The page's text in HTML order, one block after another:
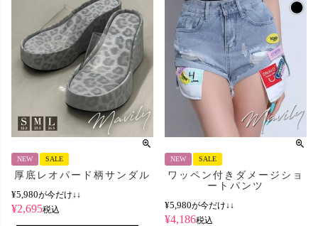
NEW SALE
厚底レオパード柄サンダル
¥5,980が今だけ↓↓
¥2,695税込
NEW SALE
ワッペン付きダメージショ
ートパンツ
¥5,980が今だけ↓↓
¥4,186税込